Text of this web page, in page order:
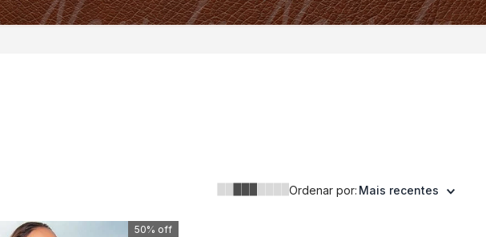
Ordenar por: Mais recentes
50% off